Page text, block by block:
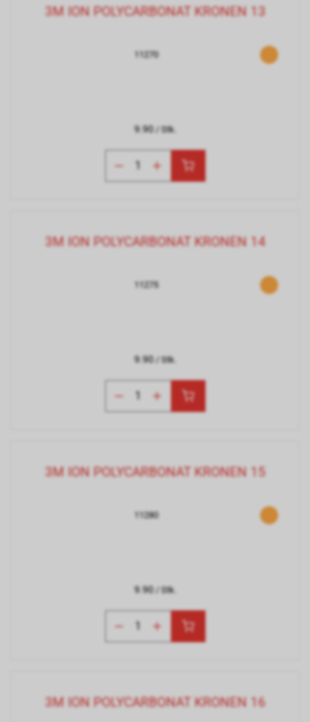
3M ION POLYCARBONAT KRONEN 13
11270
9.90/ Stk.
3M ION POLYCARBONAT KRONEN 14
11275
9.90/ Stk.
3M ION POLYCARBONAT KRONEN 15
11280
9.90/ Stk.
3M ION POLYCARBONAT KRONEN 16